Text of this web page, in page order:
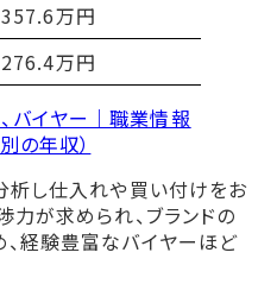
357.6万円
276.4万円
バイヤー｜職業情報
の年収）
析し仕入れや買い付けをお
力が求められ、ブランドの
経験豊富なバイヤーほど